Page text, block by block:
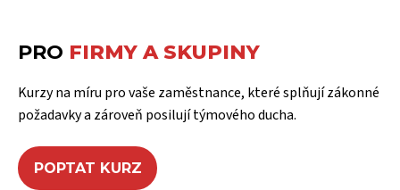
PRO FIRMY A SKUPINY
Kurzy na míru pro vaše zaměstnance, které splňují zákonné
požadavky a zároveň posilují týmového ducha.
POPTAT KURZ